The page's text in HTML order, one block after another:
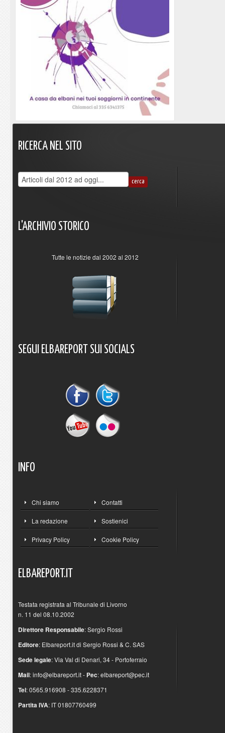
RICERCA NEL SITO
L'ARCHIVIO STORICO
Tutte le notizie dal 2002 al 2012
SEGUI ELBAREPORT SUI SOCIALS
INFO
Chi siamo Contatti
La redazione Sostienici
Privacy Policy Cookie Policy
ELBAREPORT.IT
Testata registrata al Tribunale di Livorno
n. 11 del 08.10.2002
Direttore Responsabile: Sergio Rossi
Editore: Elbareport.it di Sergio Rossi & C. SAS
Sede legale: Via Val di Denari, 34 - Portoferraio
Mail:info@elbareport.it- Pec:elbareport@pec.it
Tel: 0565.916908 - 335.6228371
Partita IVA: IT 01807760499